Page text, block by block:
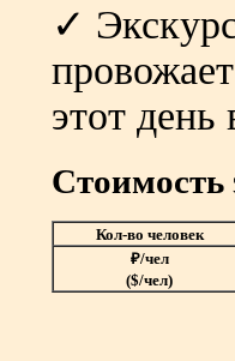
✓
этот день
Стоимость
Кол-во человек
₽/чел
($/чел)